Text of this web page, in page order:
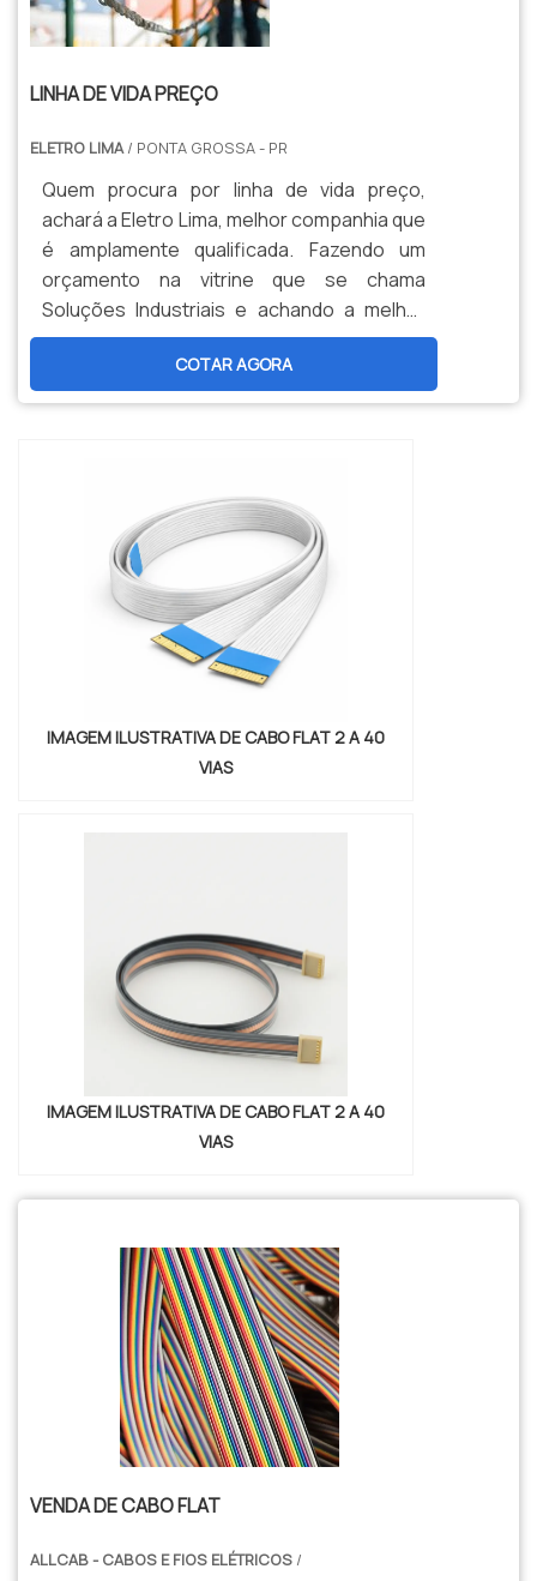
LINHA DE VIDA PREÇO
ELETRO LIMA/ PONTA GROSSA - PR
Quem procura por linha de vida preço,
achará a Eletro Lima, melhor companhia que
é amplamente qualificada. Fazendo um
orçamento na vitrine que se chama
Soluções Industriais e achando a melhor
informação em particularidade do
mercado.Quando a dúvida é linha de vida,
com a Eletro Lima poderá achar
altura.INFORMAÇÕES RELEVANTES SOBRE
LINHA DE ...
COTAR AGORA
IMAGEM ILUSTRATIVA DE CABO FLAT 2 A 40
VIAS
IMAGEM ILUSTRATIVA DE CABO FLAT 2 A 40
VIAS
VENDA DE CABO FLAT
ALLCAB - CABOS E FIOS ELÉTRICOS /